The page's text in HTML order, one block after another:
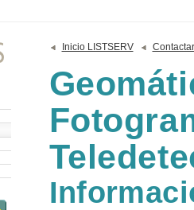
Inicio LISTSERV Contactar